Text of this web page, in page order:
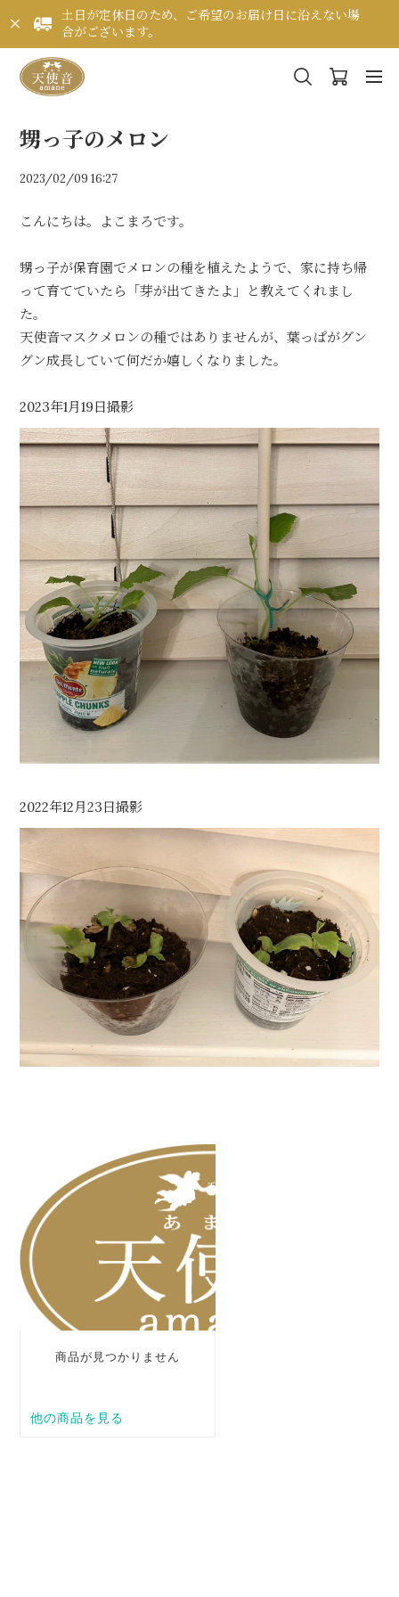
土日が定休日のため、ご希望のお届け日に沿えない場
合がございます。
甥っ子のメロン
2023/02/09 16:27
こんにちは。よこまろです。
甥っ子が保育園でメロンの種を植えたようで、家に持ち帰
って育てていたら「芽が出てきたよ」と教えてくれまし
た。
天使音マスクメロンの種ではありませんが、葉っぱがグン
グン成長していて何だか嬉しくなりました。
2023年1月19日撮影
2022年12月23日撮影